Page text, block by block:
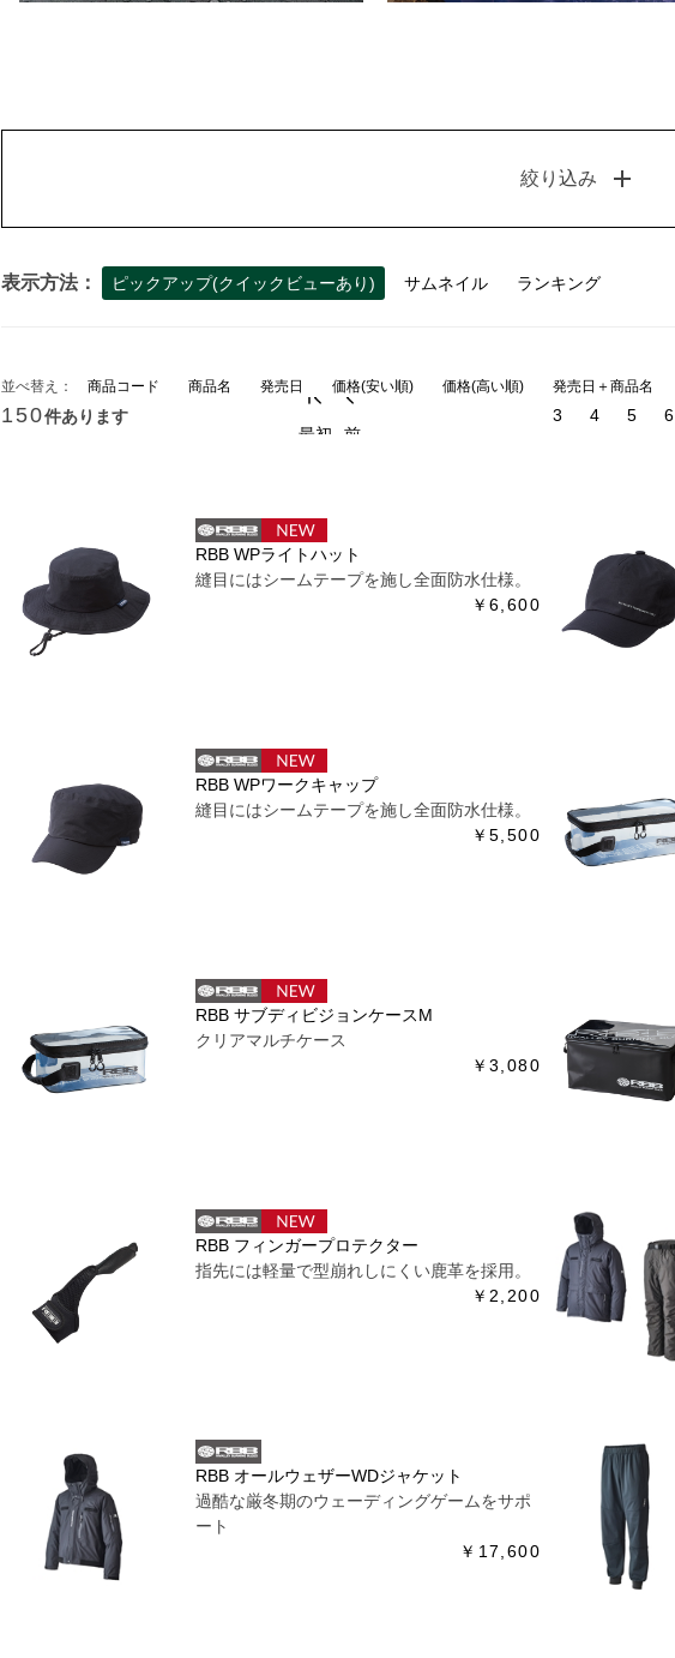
絞り込み
表示方法： ピックアップ(クイックビューあり) サムネイル ランキング
並べ替え： 商品コード 商品名 発売日 価格(安い順) 価格(高い順) 発売日＋商品名
150件あります
最初
前
3 4 5 6
RBB WPライトハット
縫目にはシームテープを施し全面防水仕様。
￥6,600
RBB WPワークキャップ
縫目にはシームテープを施し全面防水仕様。
￥5,500
RBB サブディビジョンケースM
クリアマルチケース
￥3,080
RBB フィンガープロテクター
指先には軽量で型崩れしにくい鹿革を採用。
￥2,200
RBB オールウェザーWDジャケット
過酷な厳冬期のウェーディングゲームをサポ
ート
￥17,600